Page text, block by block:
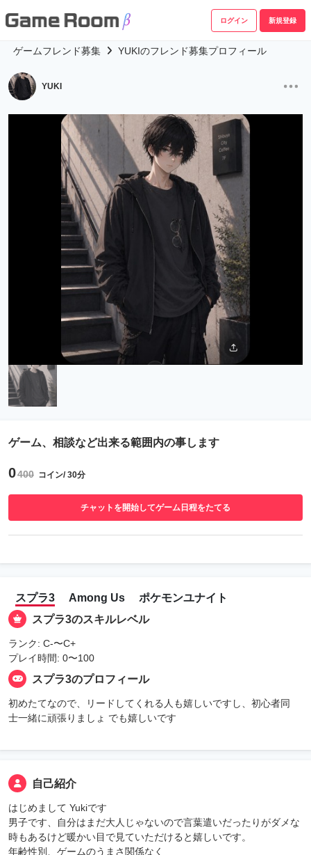
ログイン 新規登録
ゲームフレンド募集 YUKIのフレンド募集プロフィール
YUKI
ゲーム、相談など出来る範囲内の事します
0400 コイン/ 30分
チャットを開始してゲーム日程をたてる
スプラ3 Among Us
ポケモンユナイト
スプラ3のスキルレベル
ランク: C-〜C+
プレイ時間: 0〜100
スプラ3のプロフィール
初めたてなので、リードしてくれる人も嬉しいですし、初心者同
士一緒に頑張りましょ でも嬉しいです
自己紹介
はじめまして Yukiです
男子です、自分はまだ大人じゃないので言葉遣いだったりがダメな
時もあるけど暖かい目で見ていただけると嬉しいです。
年齢性別、ゲームのうまさ関係なく